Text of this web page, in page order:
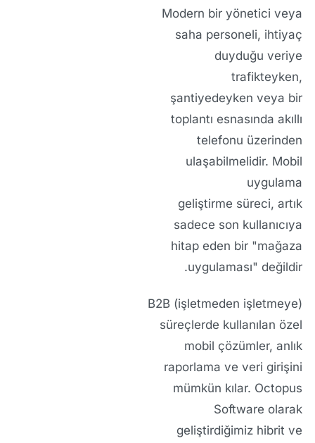
Modern bir yönetici veya
saha personeli, ihtiyaç
duyduğu veriye
trafikteyken,
şantiyedeyken veya bir
toplantı esnasında akıllı
telefonu üzerinden
ulaşabilmelidir. Mobil
uygulama
geliştirme süreci, artık
sadece son kullanıcıya
hitap eden bir "mağaza
uygulaması" değildir.
B2B (işletmeden işletmeye)
süreçlerde kullanılan özel
mobil çözümler, anlık
raporlama ve veri girişini
mümkün kılar. Octopus
Software olarak
geliştirdiğimiz hibrit ve